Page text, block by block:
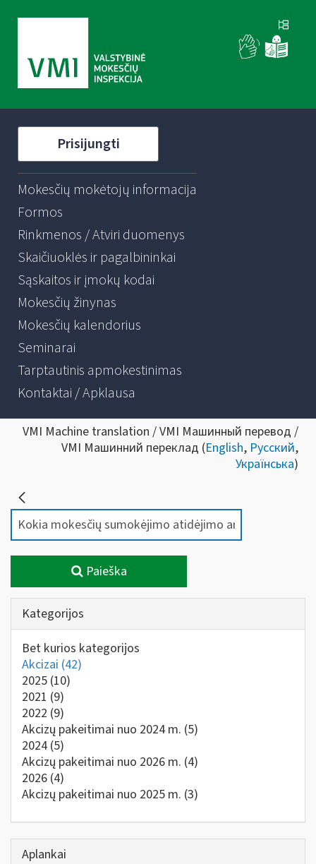
Prisijungti
Mokesčių mokėtojų informacija
Formos
Rinkmenos / Atviri duomenys
Skaičiuoklės ir pagalbininkai
Sąskaitos ir įmokų kodai
Mokesčių žinynas
Mokesčių kalendorius
Seminarai
Tarptautinis apmokestinimas
Kontaktai / Apklausa
VMI Machine translation / VMI Машинный перевод /
VMI Машинний переклад (English, Русский,
Українська)
Paieška
Kategorijos
Bet kurios kategorijos
Akcizai (42)
2025 (10)
2021 (9)
2022 (9)
Akcizų pakeitimai nuo 2024 m. (5)
2024 (5)
Akcizų pakeitimai nuo 2026 m. (4)
2026 (4)
Akcizų pakeitimai nuo 2025 m. (3)
Aplankai